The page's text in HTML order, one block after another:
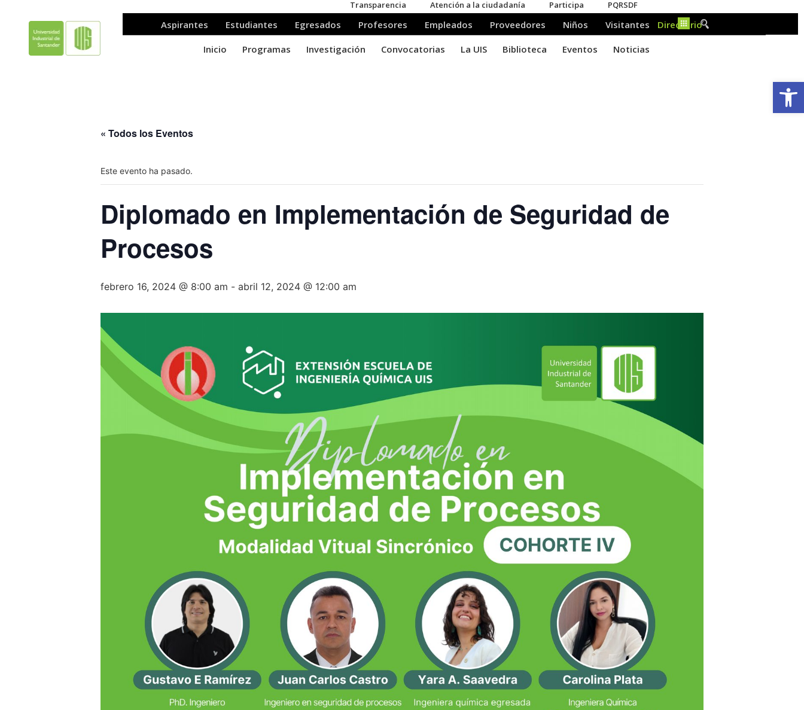
« Todos los Eventos
Este evento ha pasado.
Diplomado en Implementación de Seguridad de
Procesos
febrero 16, 2024 @ 8:00 am - abril 12, 2024 @ 12:00 am